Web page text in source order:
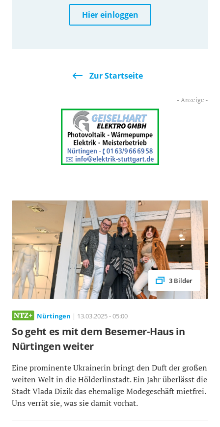
Hier einloggen
Zur Startseite
3 Bilder
Nürtingen | 13.03.2025 - 05:00
So geht es mit dem Besemer-Haus in
Nürtingen weiter
Eine prominente Ukrainerin bringt den Duft der großen
weiten Welt in die Hölderlinstadt. Ein Jahr überlässt die
Stadt Vlada Dizik das ehemalige Modegeschäft mietfrei.
Uns verrät sie, was sie damit vorhat.